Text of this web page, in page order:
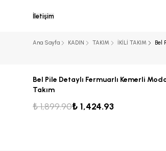
İletişim
Ana Sayfa KADIN TAKIM İKİLİ TAKIM Bel
Bel Pile Detaylı Fermuarlı Kemerli
Takım
₺ 1,899.90₺ 1,424.93